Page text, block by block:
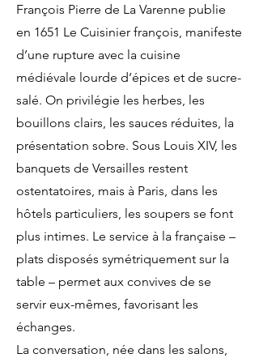
François Pierre de La Varenne publie
en 1651 Le Cuisinier françois, manifeste
d’une rupture avec la cuisine
médiévale lourde d’épices et de sucre-
salé. On privilégie les herbes, les
bouillons clairs, les sauces réduites, la
présentation sobre. Sous Louis XIV, les
banquets de Versailles restent
ostentatoires, mais à Paris, dans les
hôtels particuliers, les soupers se font
plus intimes. Le service à la française –
plats disposés symétriquement sur la
table – permet aux convives de se
servir eux-mêmes, favorisant les
échanges.
La conversation, née dans les salons,